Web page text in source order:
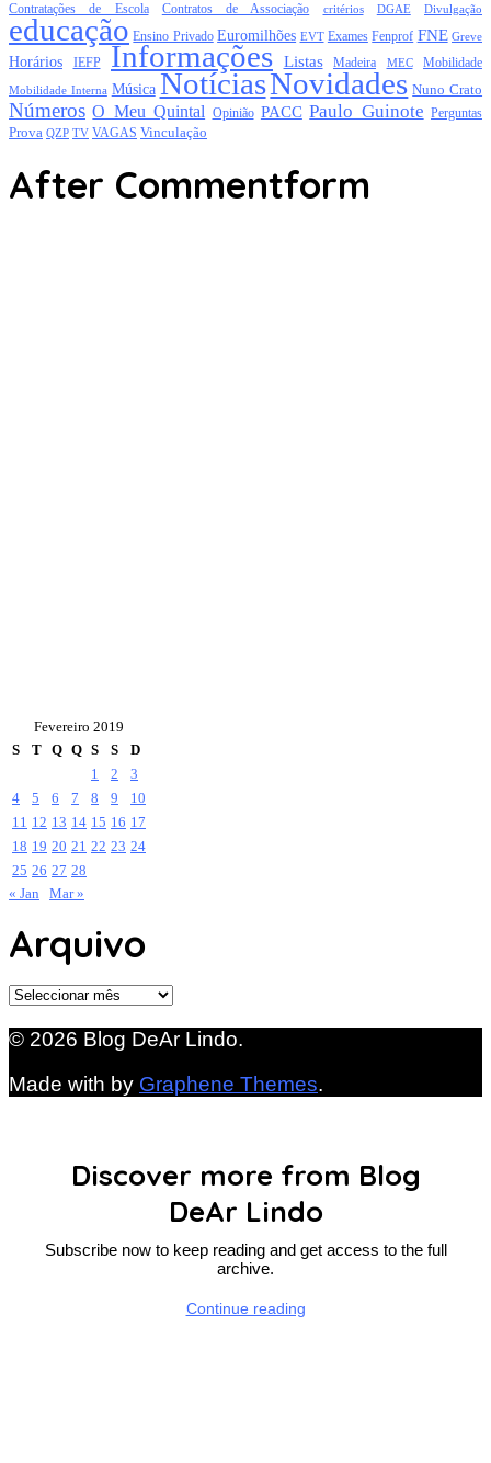
Contratações de Escola Contratos de Associação critérios DGAE Divulgação
educação Ensino Privado Euromilhões EVT Exames Fenprof FNE Greve
Horários IEFP Informações Listas Madeira MEC Mobilidade
Mobilidade Interna Música NotíciasNovidades Nuno Crato
Números O Meu Quintal Opinião PACC Paulo Guinote Perguntas
Prova QZP TV VAGAS Vinculação
After Commentform
Fevereiro 2019
S
T Q Q S S
D
1
2
3
4
5 6 7 8 9
10
11 12 13 14 15 16 17
18 19 20 21 22 23 24
25 26 27 28
« Jan
Mar »
Arquivo
Arquivo
© 2026 Blog DeAr Lindo.
Made with by Graphene Themes.
Discover more from Blog
DeAr Lindo
Subscribe now to keep reading and get access to the full
archive.
Continue reading